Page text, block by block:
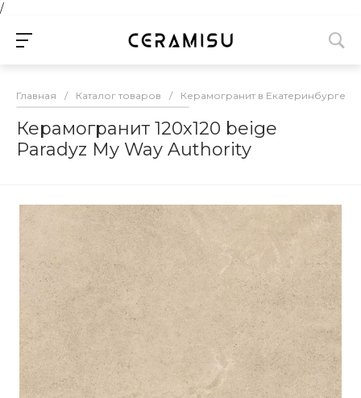
/
Главная / Каталог товаров / Керамогранит в Екатеринбурге
Керамогранит 120х120 beige
Paradyz My Way Authority